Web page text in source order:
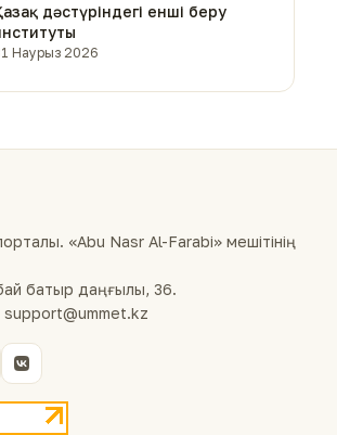
дәстүріндегі енші беру
Наурыз 2026
«Abu Nasr Al-Farabi» мешітінің
батыр даңғылы, 36.
support@ummet.kz